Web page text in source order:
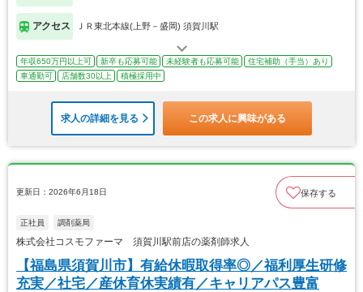
アクセス ＪＲ東北本線(上野－盛岡) 須賀川駅
年収650万円以上可 新卒も応募可能 未経験者も応募可能
住宅補助（手当）あり
車通勤可
店舗数30以上 積極採用中
求人の詳細を見る この求人に興味がある
更新日：2026年6月18日 保存する
正社員 調剤薬局
株式会社コスモファーマ 須賀川駅前店の薬剤師求人
【福島県須賀川市】有給休暇取得率◎／福利厚生研修
充実／社宅／産休育休実績有／キャリアパス豊富